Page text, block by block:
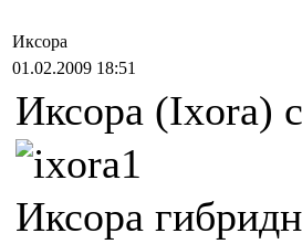
Иксора
01.02.2009 18:51
Иксора (Ixora)
Иксора